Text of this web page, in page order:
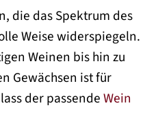
die das Spektrum des
Weise widerspiegeln.
Weinen bis hin zu
Gewächsen ist für
der passendeWein